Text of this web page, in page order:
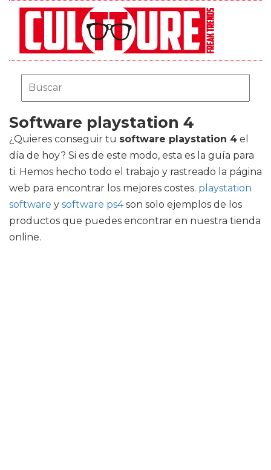
Software playstation 4
¿Quieres conseguir tu software playstation 4 el
día de hoy? Si es de este modo, esta es la guía para
ti. Hemos hecho todo el trabajo y rastreado la página
web para encontrar los mejores costes. playstation
software y software ps4son solo ejemplos de los
productos que puedes encontrar en nuestra tienda
online.